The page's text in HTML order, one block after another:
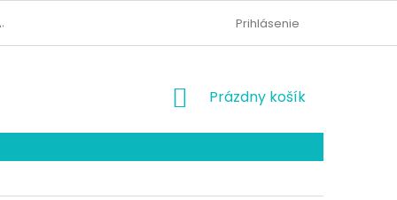
ODSTÚPENIE OD ZMLUVY
Prihlásenie
NÁKUPNÝ
Prázdny košík